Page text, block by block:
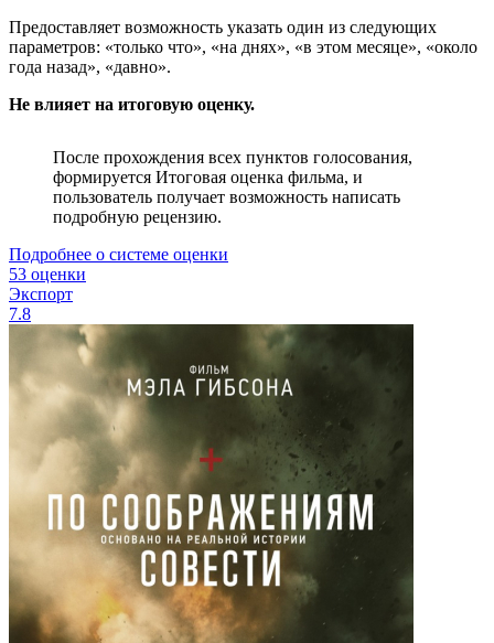
Предоставляет возможность указать один из следующих
параметров: «только что», «на днях», «в этом месяце», «около
года назад», «давно».
Не влияет на итоговую оценку.
После прохождения всех пунктов голосования,
формируется Итоговая оценка фильма, и
пользователь получает возможность написать
подробную рецензию.
Подробнее о системе оценки
53 оценки
Экспорт
7.8